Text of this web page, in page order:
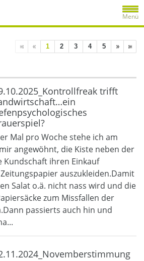
Menü
1 2 3 4 5
trifft
Mal pro Woche stehe ich am
angewöhnt, die Kiste neben der
Kundschaft ihren Einkauf
auszukleiden.Damit
Salat o.ä. nicht nass wird und die
zum Missfallen der
passierts auch hin und